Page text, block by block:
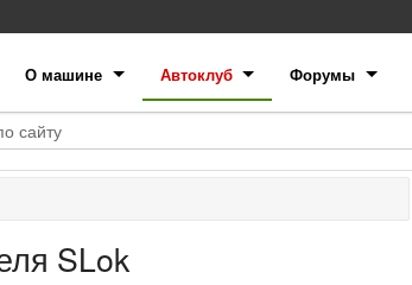
О машине Автоклуб Форумы
SLok